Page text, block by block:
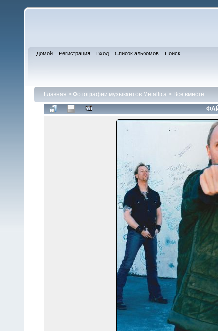
Домой Регистрация Вход Список альбомов Поиск
Главная > Фотографии музыкантов Metallica > Все вместе